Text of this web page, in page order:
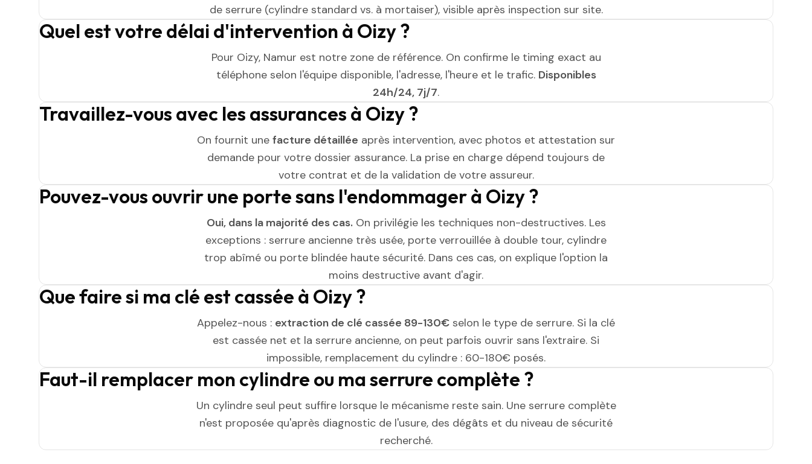
de serrure (cylindre standard vs. à mortaiser), visible après inspection sur site.
Quel est votre délai d'intervention à Oizy ?
Pour Oizy, Namur est notre zone de référence. On confirme le timing exact au
téléphone selon l'équipe disponible, l'adresse, l'heure et le trafic. Disponibles
24h/24, 7j/7.
Travaillez-vous avec les assurances à Oizy ?
On fournit une facture détaillée après intervention, avec photos et attestation sur
demande pour votre dossier assurance. La prise en charge dépend toujours de
votre contrat et de la validation de votre assureur.
Pouvez-vous ouvrir une porte sans l'endommager à Oizy ?
Oui, dans la majorité des cas.On privilégie les techniques non-destructives. Les
exceptions : serrure ancienne très usée, porte verrouillée à double tour, cylindre
trop abîmé ou porte blindée haute sécurité. Dans ces cas, on explique l'option la
moins destructive avant d'agir.
Que faire si ma clé est cassée à Oizy ?
Appelez-nous : extraction de clé cassée 89-130€ selon le type de serrure. Si la clé
est cassée net et la serrure ancienne, on peut parfois ouvrir sans l'extraire. Si
impossible, remplacement du cylindre : 60-180€ posés.
Faut-il remplacer mon cylindre ou ma serrure complète ?
Un cylindre seul peut suffire lorsque le mécanisme reste sain. Une serrure complète
n'est proposée qu'après diagnostic de l'usure, des dégâts et du niveau de sécurité
recherché.